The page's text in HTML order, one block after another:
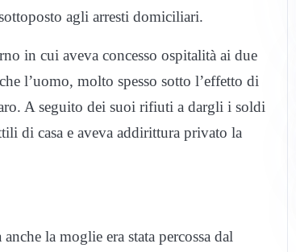
agli arresti domiciliari.
in cui aveva concesso ospitalità ai due
l’uomo, molto spesso sotto l’effetto di
A seguito dei suoi rifiuti a dargli i soldi
di casa e aveva addirittura privato la
la moglie era stata percossa dal